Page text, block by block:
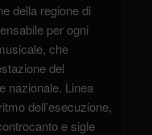
della regione di
per ogni
che
del
nazionale. Linea
dell’esecuzione,
e sigle